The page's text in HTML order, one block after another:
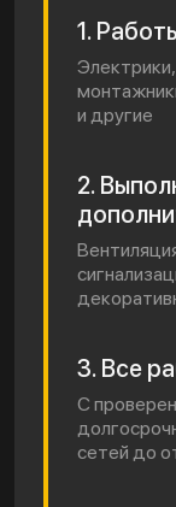
1.
и другие
2.
3. Все
С
сетей до